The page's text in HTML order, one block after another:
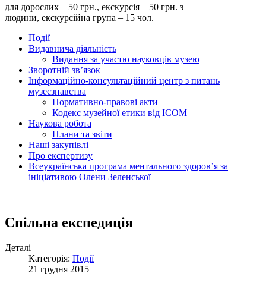
для дорослих – 50 грн., екскурсія – 50 грн. з
людини, екскурсійна група – 15 чол.
Події
Видавнича діяльність
Видання за участю науковців музею
Зворотній зв’язок
Інформаційно-консультаційний центр з питань
музеєзнавства
Нормативно-правові акти
Кодекс музейної етики від ІСОМ
Наукова робота
Плани та звіти
Наші закупівлі
Про експертизу
Всеукраїнська програма ментального здоров’я за
ініціативою Олени Зеленської
Спільна експедиція
Деталі
Категорія: Події
21 грудня 2015